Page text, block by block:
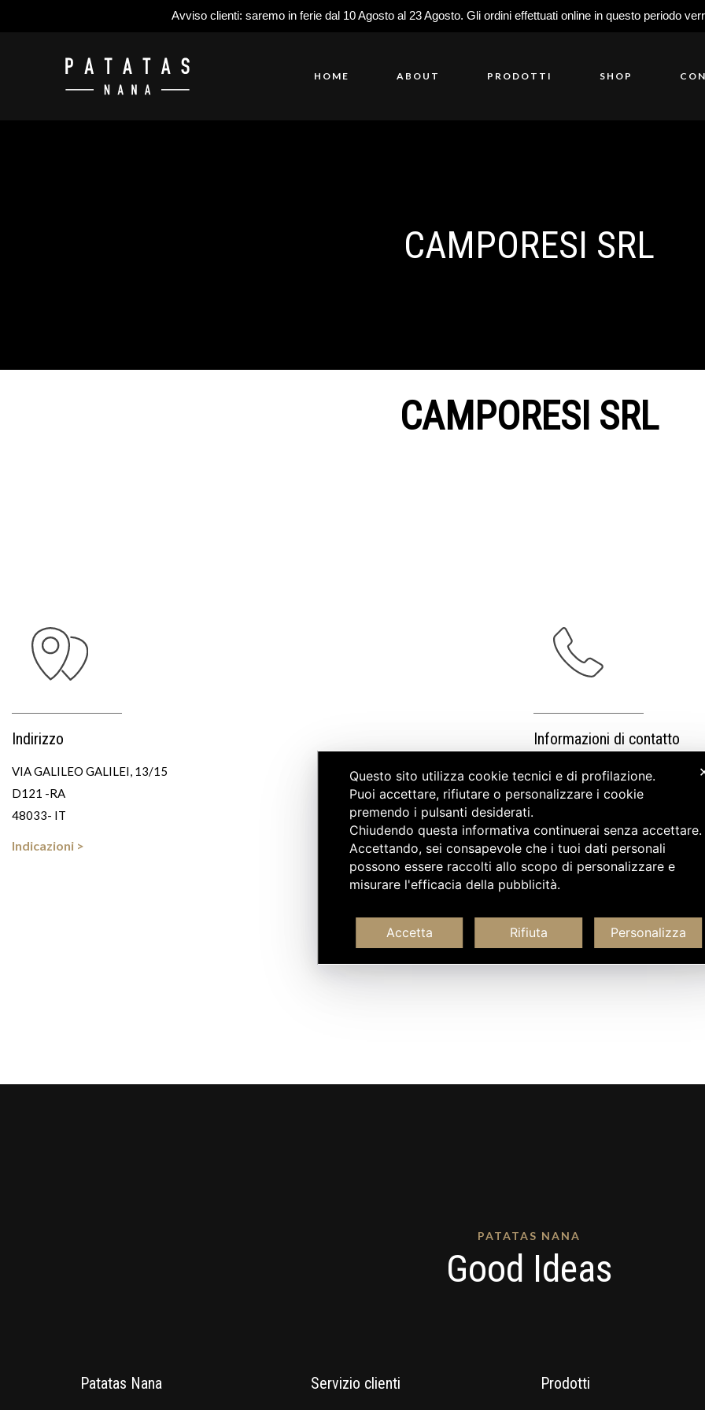
Avviso clienti: saremo in ferie dal 10 Agosto al 23 Agosto. Gli ordini effettuati online in questo periodo
HOME ABOUT PRODOTTI SHOP
CAMPORESI SRL
CAMPORESI SRL
Indirizzo
VIA GALILEO GALILEI, 13/15
D121 -RA
48033- IT
Indicazioni >
Informazioni di contatto
Questo sito utilizza cookie tecnici e di profilazione.
Puoi accettare, rifiutare o personalizzare i cookie
premendo i pulsanti desiderati.
Chiudendo questa informativa continuerai senza
Accettando, sei consapevole che i tuoi dati personali
possono essere raccolti allo scopo di personalizzare e
misurare l'efficacia della pubblicità.
Accetta Rifiuta Personalizza
PATATAS NANA
Good Ideas
Patatas Nana Servizio clienti Prodotti